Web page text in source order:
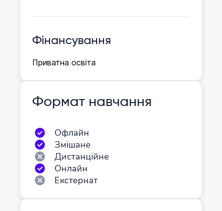
Фінансування
Приватна освіта
Формат навчання
Офлайн
Змішане
Дистанційне
Онлайн
Екстернат